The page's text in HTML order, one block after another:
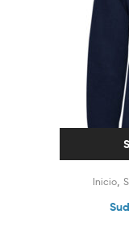
Inicio